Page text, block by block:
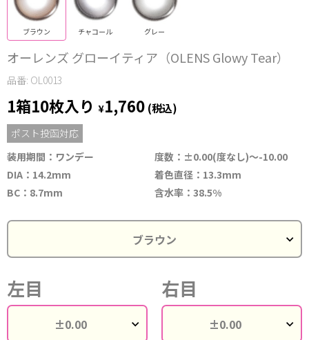
ブラウン チャコール グレー
オーレンズ グローイティア（OLENS Glowy Tear）
品番: OL0013
1箱10枚入り ¥1,760 (税込)
ポスト投函対応
装用期間：ワンデー
度数：±0.00(度なし)～-10.00
DIA：14.2mm
着色直径：13.3mm
BC：8.7mm
含水率：38.5%
左目 右目